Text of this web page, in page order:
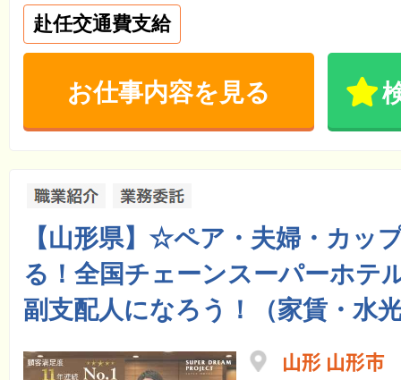
赴任交通費支給
お仕事内容を見る
【山形県】☆ペア・夫婦・カッ
る！全国チェーンスーパーホテ
副支配人になろう！（家賃・水
山形 山形市